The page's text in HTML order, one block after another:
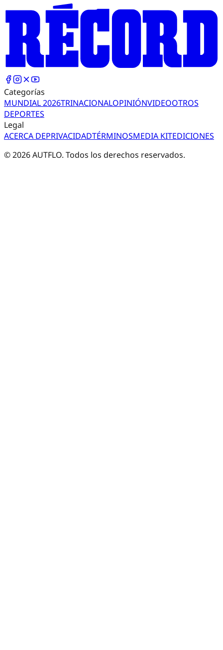
Categorías
MUNDIAL 2026TRINACIONALOPINIÓNVIDEOOTROS
DEPORTES
Legal
ACERCA DEPRIVACIDADTÉRMINOSMEDIA KITEDICIONES
©2026AUTFLO. Todos los derechos reservados.